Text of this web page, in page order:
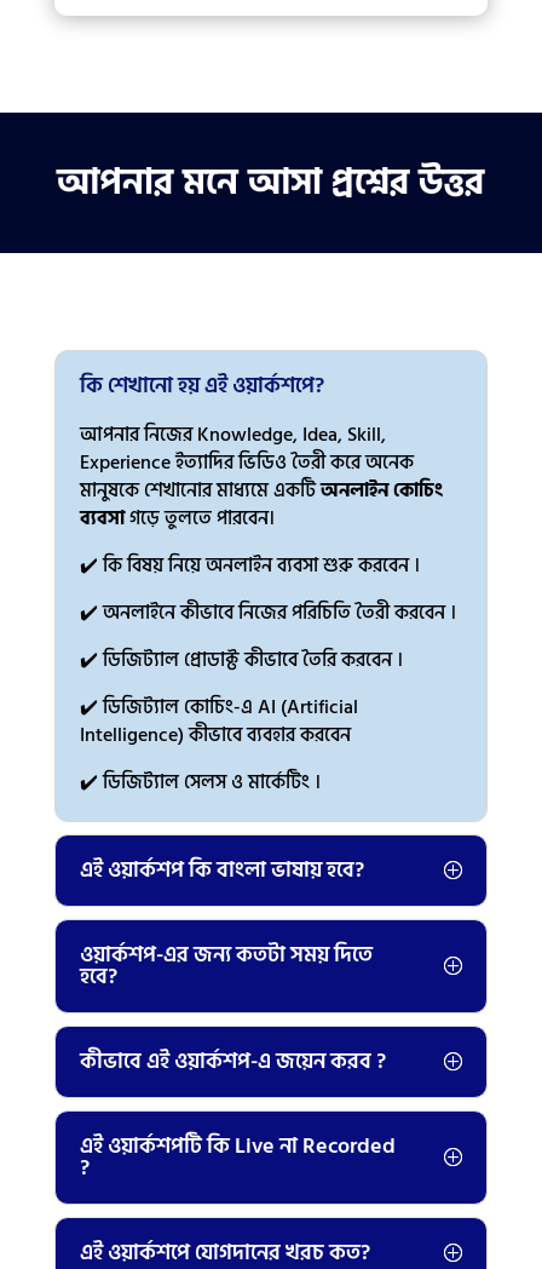
আপনার মনে আসা প্রশ্নের উত্তর
কি শেখানো হয় এই ওয়ার্কশপে?
আপনার নিজের Knowledge, Idea, Skill,
Experience ইত্যাদির ভিডিও তৈরী করে অনেক
মানুষকে শেখানোর মাধ্যমে একটিঅনলাইন কোচিং
ব্যবসাগড়ে তুলতে পারবেন।
✔️ কি বিষয় নিয়ে অনলাইন ব্যবসা শুরু করবেন ।
✔️ অনলাইনে কীভাবে নিজের পরিচিতি তৈরী করবেন ।
✔️ ডিজিট্যাল প্রোডাক্ট কীভাবে তৈরি করবেন ।
✔️ ডিজিট্যাল কোচিং-এ AI (Artificial
Intelligence) কীভাবে ব্যবহার করবেন
✔️ ডিজিট্যাল সেলস ও মার্কেটিং ।
এই ওয়ার্কশপ কি বাংলা ভাষায় হবে?
ওয়ার্কশপ-এর জন্য কতটা সময় দিতে
হবে?
কীভাবে এই ওয়ার্কশপ-এ জয়েন করব ?
এই ওয়ার্কশপটি কি Live না Recorded
?
এই ওয়ার্কশপে যোগদানের খরচ কত?